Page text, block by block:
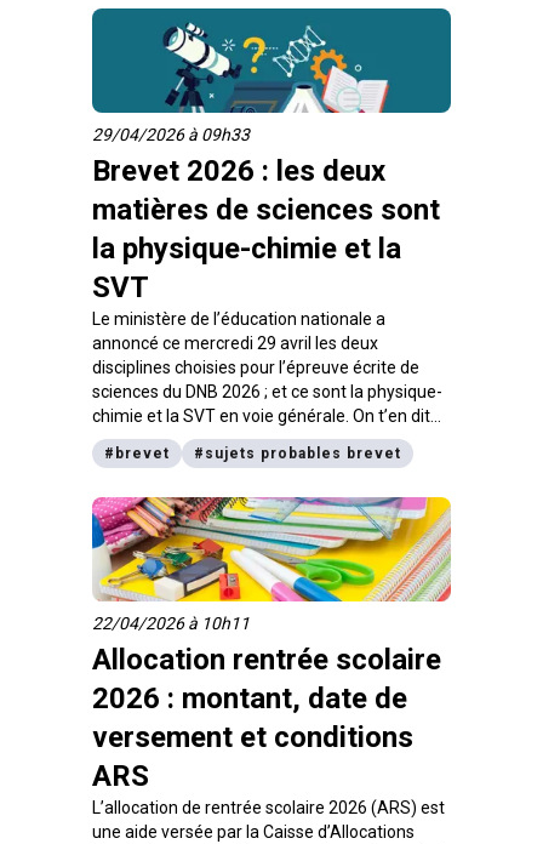
29/04/2026 à 09h33
Brevet 2026 : les deux
matières de sciences sont
la physique-chimie et la
SVT
Le ministère de l’éducation nationale a
annoncé ce mercredi 29 avril les deux
disciplines choisies pour l’épreuve écrite de
sciences du DNB 2026 ; et ce sont la physique-
chimie et la SVT en voie générale. On t’en dit
plus dans cet article.
# brevet # sujets probables brevet
22/04/2026 à 10h11
Allocation rentrée scolaire
2026 : montant, date de
versement et conditions
ARS
L’allocation de rentrée scolaire 2026 (ARS) est
une aide versée par la Caisse d’Allocations